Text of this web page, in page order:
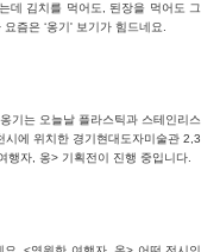
데 김치를 먹어도, 된장을 먹어도 그
즘은 ‘옹기' 보기가 힘드네요.
기는 오늘날 플라스틱과 스테인리스
에 위치한 경기현대도자미술관 2,3
행자, 옹> 기획전이 진행 중입니다.